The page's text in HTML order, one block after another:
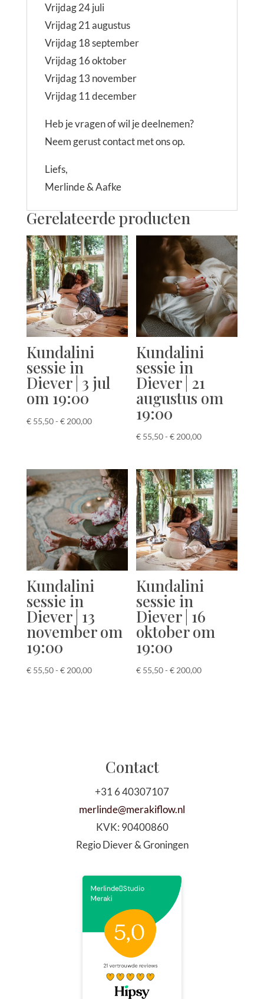
Vrijdag 24 juli
Vrijdag 21 augustus
Vrijdag 18 september
Vrijdag 16 oktober
Vrijdag 13 november
Vrijdag 11 december
Heb je vragen of wil je deelnemen?
Neem gerust contact met ons op.
Liefs,
Merlinde & Aafke
Gerelateerde producten
Kundalini
sessie in
Diever | 3 jul
om 19:00
€55,50- €200,00Prijsklasse:
Kundalini
sessie in
Diever | 21
augustus om
19:00
€ 55,50- € 200,00Prijsklasse:
€ 200,00
Kundalini
sessie in
Diever | 13
november om
19:00
€55,50- €200,00Prijsklasse:
Kundalini
sessie in
Diever | 16
oktober om
19:00
€ 55,50- € 200,00Prijsklasse:
Contact
+31 6 40307107
merlinde@merakiflow.nl
KVK: 90400860
Regio Diever & Groningen